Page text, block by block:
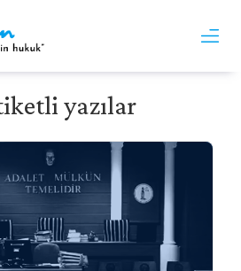
yazılar